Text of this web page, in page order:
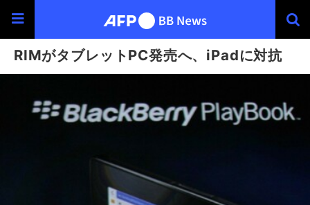
RIMがタブレットPC発売へ、iPadに対抗